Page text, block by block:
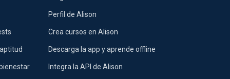
Perfil de Alison
Crea cursos en Alison
Descarga la app y aprende offline
Integra la API de Alison